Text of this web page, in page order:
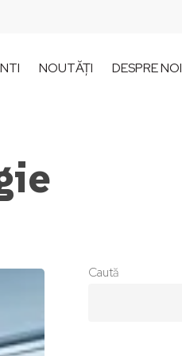
NOUTĂȚI DESPRE NOI
Caută